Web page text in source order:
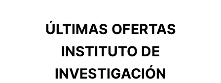
ÚLTIMAS OFERTAS
INSTITUTO DE
INVESTIGACIÓN